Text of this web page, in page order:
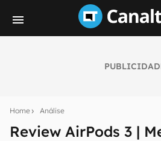
Home Análise
Review AirPods 3 |
notícias e reviews sobre
mão.